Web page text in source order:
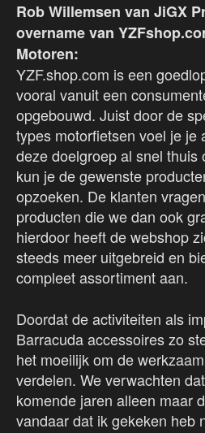
Rob Willemsen van JiGX
overname van
Motoren:
YZF.shop.com is een
vooral vanuit een
opgebouwd. Juist door de
types motorfietsen voel je je
deze doelgroep al snel thuis
kun je de gewenste
opzoeken. De klanten
producten die we dan ook
hierdoor heeft de webshop
steeds meer uitgebreid en
compleet assortiment aan.
Doordat de activiteiten als
Barracuda accessoires zo
het moeilijk om de
verdelen. We verwachten
komende jaren alleen maar
vandaar dat ik gekeken heb